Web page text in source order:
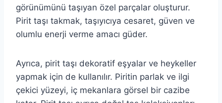
görünümünü taşıyan özel parçalar oluşturur.
Pirit taşı takmak, taşıyıcıya cesaret, güven ve
olumlu enerji verme amacı güder.
Ayrıca, pirit taşı dekoratif eşyalar ve heykeller
yapmak için de kullanılır. Piritin parlak ve ilgi
çekici yüzeyi, iç mekanlara görsel bir cazibe